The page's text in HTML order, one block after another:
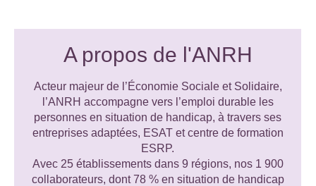
A propos de l'ANRH
Acteur majeur de l’Économie Sociale et Solidaire,
l’ANRH accompagne vers l’emploi durable les
personnes en situation de handicap, à travers ses
entreprises adaptées, ESAT et centre de formation
ESRP.
Avec 25 établissements dans 9 régions, nos 1 900
collaborateurs, dont 78 % en situation de handicap